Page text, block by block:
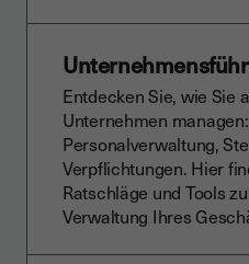
Entdecken Sie, wie Sie
Unternehmen
Personalverwaltung,
Verpflichtungen. Hier
Ratschläge und Tools
Verwaltung Ihres